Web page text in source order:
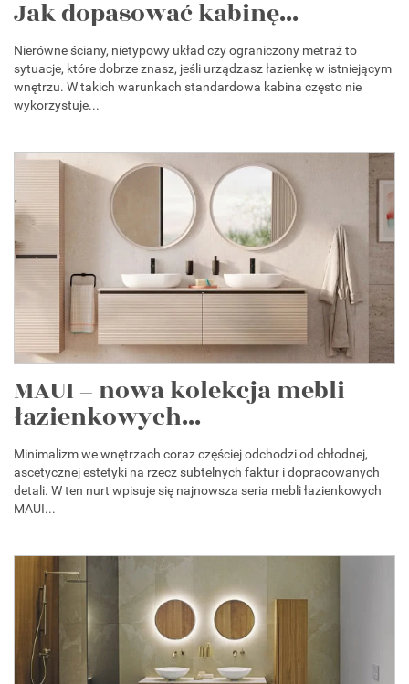
Jak dopasować kabinę...
Nierówne ściany, nietypowy układ czy ograniczony metraż to
sytuacje, które dobrze znasz, jeśli urządzasz łazienkę w istniejącym
wnętrzu. W takich warunkach standardowa kabina często nie
wykorzystuje...
MAUI – nowa kolekcja mebli
łazienkowych...
Minimalizm we wnętrzach coraz częściej odchodzi od chłodnej,
ascetycznej estetyki na rzecz subtelnych faktur i dopracowanych
detali. W ten nurt wpisuje się najnowsza seria mebli łazienkowych
MAUI...